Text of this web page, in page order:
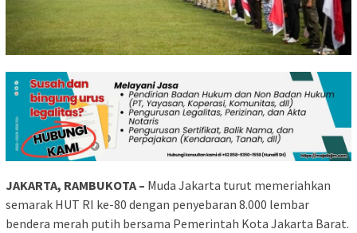
JAKARTA, RAMBUKOTA – Muda Jakarta turut memeriahkan
semarak HUT RI ke-80 dengan penyebaran 8.000 lembar
bendera merah putih bersama Pemerintah Kota Jakarta Barat.